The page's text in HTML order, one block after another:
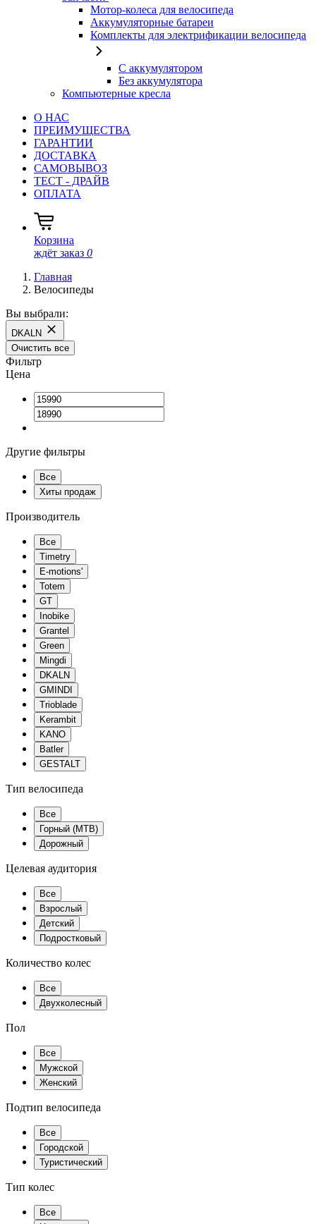
Мотор-колеса для велосипеда
Аккумуляторные батареи
Комплекты для электрификации велосипеда
С аккумулятором
Без аккумулятора
Компьютерные кресла
О НАС
ПРЕИМУЩЕСТВА
ГАРАНТИИ
ДОСТАВКА
САМОВЫВОЗ
ТЕСТ - ДРАЙВ
ОПЛАТА
Корзина
ждёт заказ 0
Главная
Велосипеды
Вы выбрали:
DKALN
Очистить все
Фильтр
Цена
Другие фильтры
Все
Хиты продаж
Производитель
Все
Timetry
E-motions'
Totem
GT
Inobike
Grantel
Green
Mingdi
DKALN
GMINDI
Trioblade
Kerambit
KANO
Batler
GESTALT
Тип велосипеда
Все
Горный (MTB)
Дорожный
Целевая аудитория
Все
Взрослый
Детский
Подростковый
Количество колес
Все
Двухколесный
Пол
Все
Мужской
Женский
Подтип велосипеда
Все
Городской
Туристический
Тип колес
Все